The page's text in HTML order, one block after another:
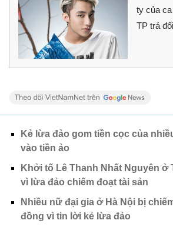
ty của
TP trả
Kẻ lừa đảo gom tiền cọc của
vào tiền ảo
Khởi tố Lê Thanh Nhất Nguyên ở
vì lừa đảo chiếm đoạt tài sản
Nhiều nữ đại gia ở Hà Nội bị
đồng vì tin lời kẻ lừa đảo